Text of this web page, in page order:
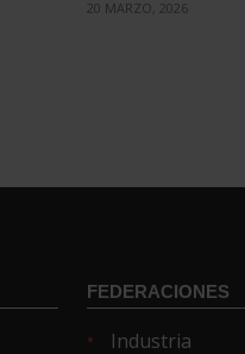
20 MARZO, 2026
FEDERACIONES
Industria